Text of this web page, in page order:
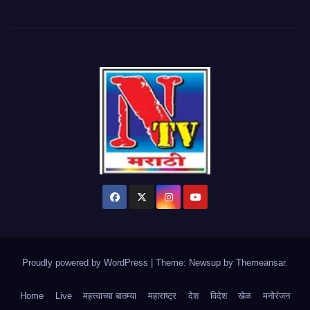
Proudly powered by WordPress Theme: Newsup by Themeansar.
Home Live महत्त्वाच्या बातम्या महाराष्ट्र देश विदेश खेळ मनोरंजन